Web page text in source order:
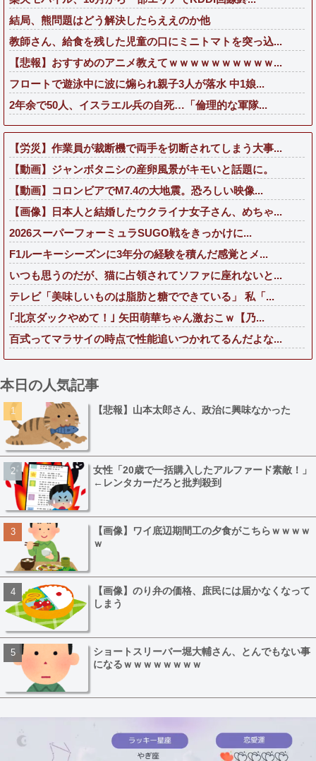
結局、熊問題はどう解決したらええのか他
教師さん、給食を残した児童の口にミニトマトを突っ込...
【悲報】おすすめのアニメ教えてｗｗｗｗｗｗｗｗｗｗ...
フロートで遊泳中に波に煽られ親子3人が落水 中1娘...
2年余で50人、イスラエル兵の自死…「倫理的な軍隊...
【労災】作業員が裁断機で両手を切断されてしまう大事...
【動画】ジャンボタニシの産卵風景がキモいと話題に。
【動画】コロンビアでM7.4の大地震。恐ろしい映像...
【画像】日本人と結婚したウクライナ女子さん、めちゃ...
2026スーパーフォーミュラSUGO戦をきっかけに...
F1ルーキーシーズンに3年分の経験を積んだ感覚とメ...
いつも思うのだが、猫に占領されてソファに座れないと...
テレビ「美味しいものは脂肪と糖でできている」 私「...
｢北京ダックやめて！｣ 矢田萌華ちゃん激おこｗ【乃...
百式ってマラサイの時点で性能追いつかれてるんだよな...
本日の人気記事
【悲報】山本太郎さん、政治に興味なかった
女性「20歳で一括購入したアルファード素敵！」
←レンタカーだろと批判殺到
【画像】ワイ底辺期間工の夕食がこちらｗｗｗｗ
ｗ
【画像】のり弁の価格、庶民には届かなくなって
しまう
ショートスリーバー堀大輔さん、とんでもない事
になるｗｗｗｗｗｗｗｗ